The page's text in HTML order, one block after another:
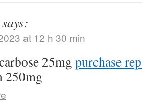
says:
at 12 h 30 min
25mg purchase